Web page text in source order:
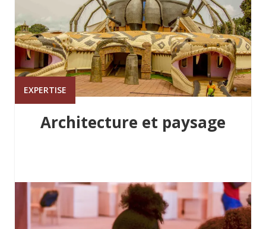
EXPERTISE
Architecture et paysage